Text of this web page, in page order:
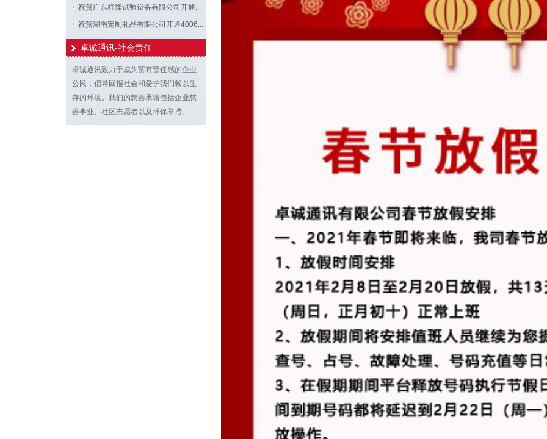
祝贺广东祥隆试验设备有限公司开通...
祝贺湖南定制礼品有限公司开通4006...
卓诚通讯-社会责任
卓诚通讯致力于成为富有责任感的企业
公民，倡导回报社会和爱护我们赖以生
存的环境。我们的慈善承诺包括企业慈
善事业、社区志愿者以及环保举措。